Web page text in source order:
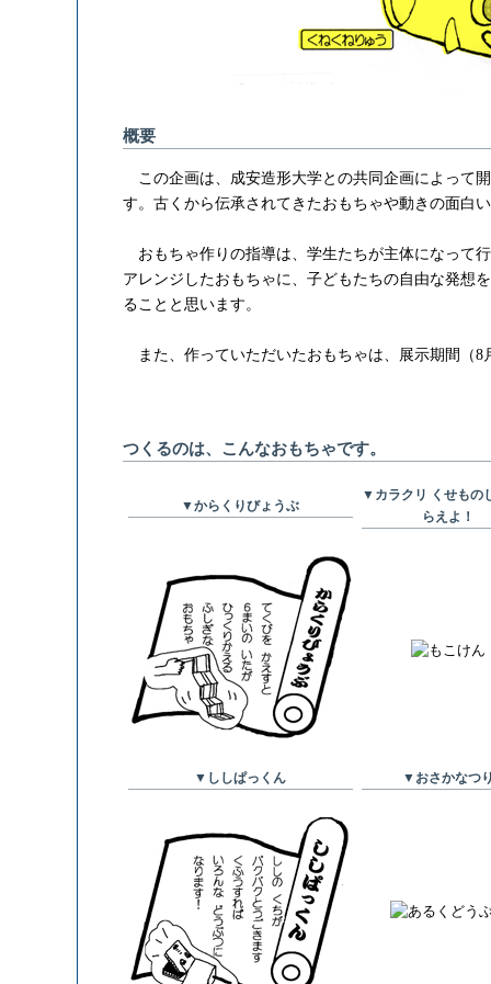
概要
この企画は、成安造形大学との共同企画によって
す。古くから伝承されてきたおもちゃや動きの面白
おもちゃ作りの指導は、学生たちが主体になって
アレンジしたおもちゃに、子どもたちの自由な発想
ることと思います。
また、作っていただいたおもちゃは、展示期間（8
つくるのは、こんなおもちゃです。
▼からくりびょうぶ
▼カラクリ くせもの
らえよ！
▼ししぱっくん ▼おさかなつ